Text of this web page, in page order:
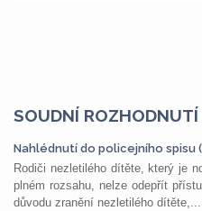
SOUDNÍ ROZHODNUTÍ
Nahlédnutí do policejního
Rodiči nezletilého dítěte, který je
plném rozsahu, nelze odepřít
důvodu zranění nezletilého dítěte,...